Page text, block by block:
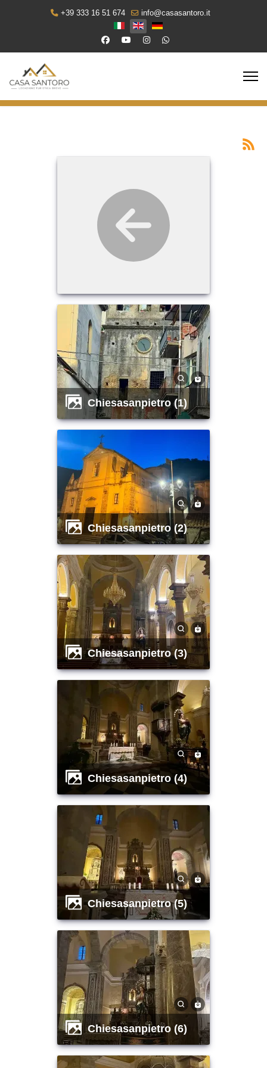
+39 333 16 51 674 info@casasantoro.it
Select your language
chiesasanpietro (1)
chiesasanpietro (2)
chiesasanpietro (3)
chiesasanpietro (4)
chiesasanpietro (5)
chiesasanpietro (6)